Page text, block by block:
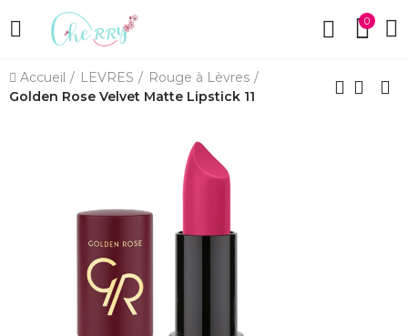
0
Accueil LEVRES
Rouge à Lèvres
Golden Rose Velvet Matte Lipstick 11